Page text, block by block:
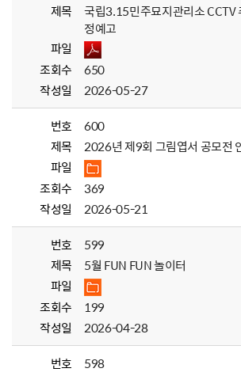
제목
국립3.15민주묘지관리소 CCTV
정예고
파일
조회수
650
작성일
2026-05-27
번호
600
제목
2026년 제9회 그림엽서 공모
파일
조회수
369
작성일
2026-05-21
번호
599
제목
5월 FUN FUN 놀이터
파일
조회수
199
작성일
2026-04-28
번호
598